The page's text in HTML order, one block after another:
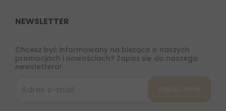
NEWSLETTER
Chcesz być informowany na bieżąco o naszych
promocjach i nowościach? Zapisz się do naszego
newslettera!